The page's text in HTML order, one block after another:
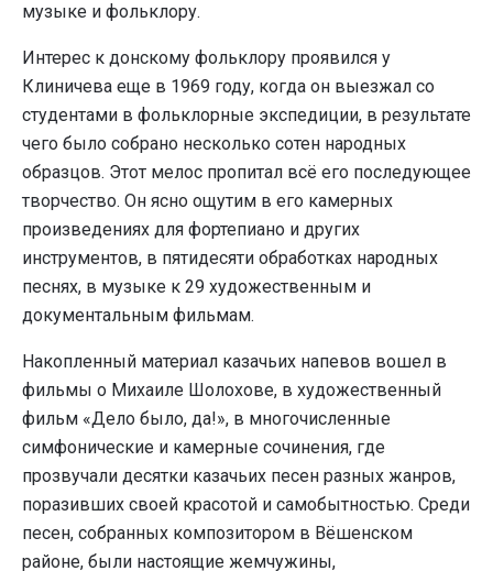
музыке и фольклору.
Интерес к донскому фольклору проявился у
Клиничева еще в 1969 году, когда он выезжал со
студентами в фольклорные экспедиции, в результате
чего было собрано несколько сотен народных
образцов. Этот мелос пропитал всё его последующее
творчество. Он ясно ощутим в его камерных
произведениях для фортепиано и других
инструментов, в пятидесяти обработках народных
песнях, в музыке к 29 художественным и
документальным фильмам.
Накопленный материал казачьих напевов вошел в
фильмы о Михаиле Шолохове, в художественный
фильм «Дело было, да!», в многочисленные
симфонические и камерные сочинения, где
прозвучали десятки казачьих песен разных жанров,
поразивших своей красотой и самобытностью. Среди
песен, собранных композитором в Вёшенском
районе, были настоящие жемчужины,